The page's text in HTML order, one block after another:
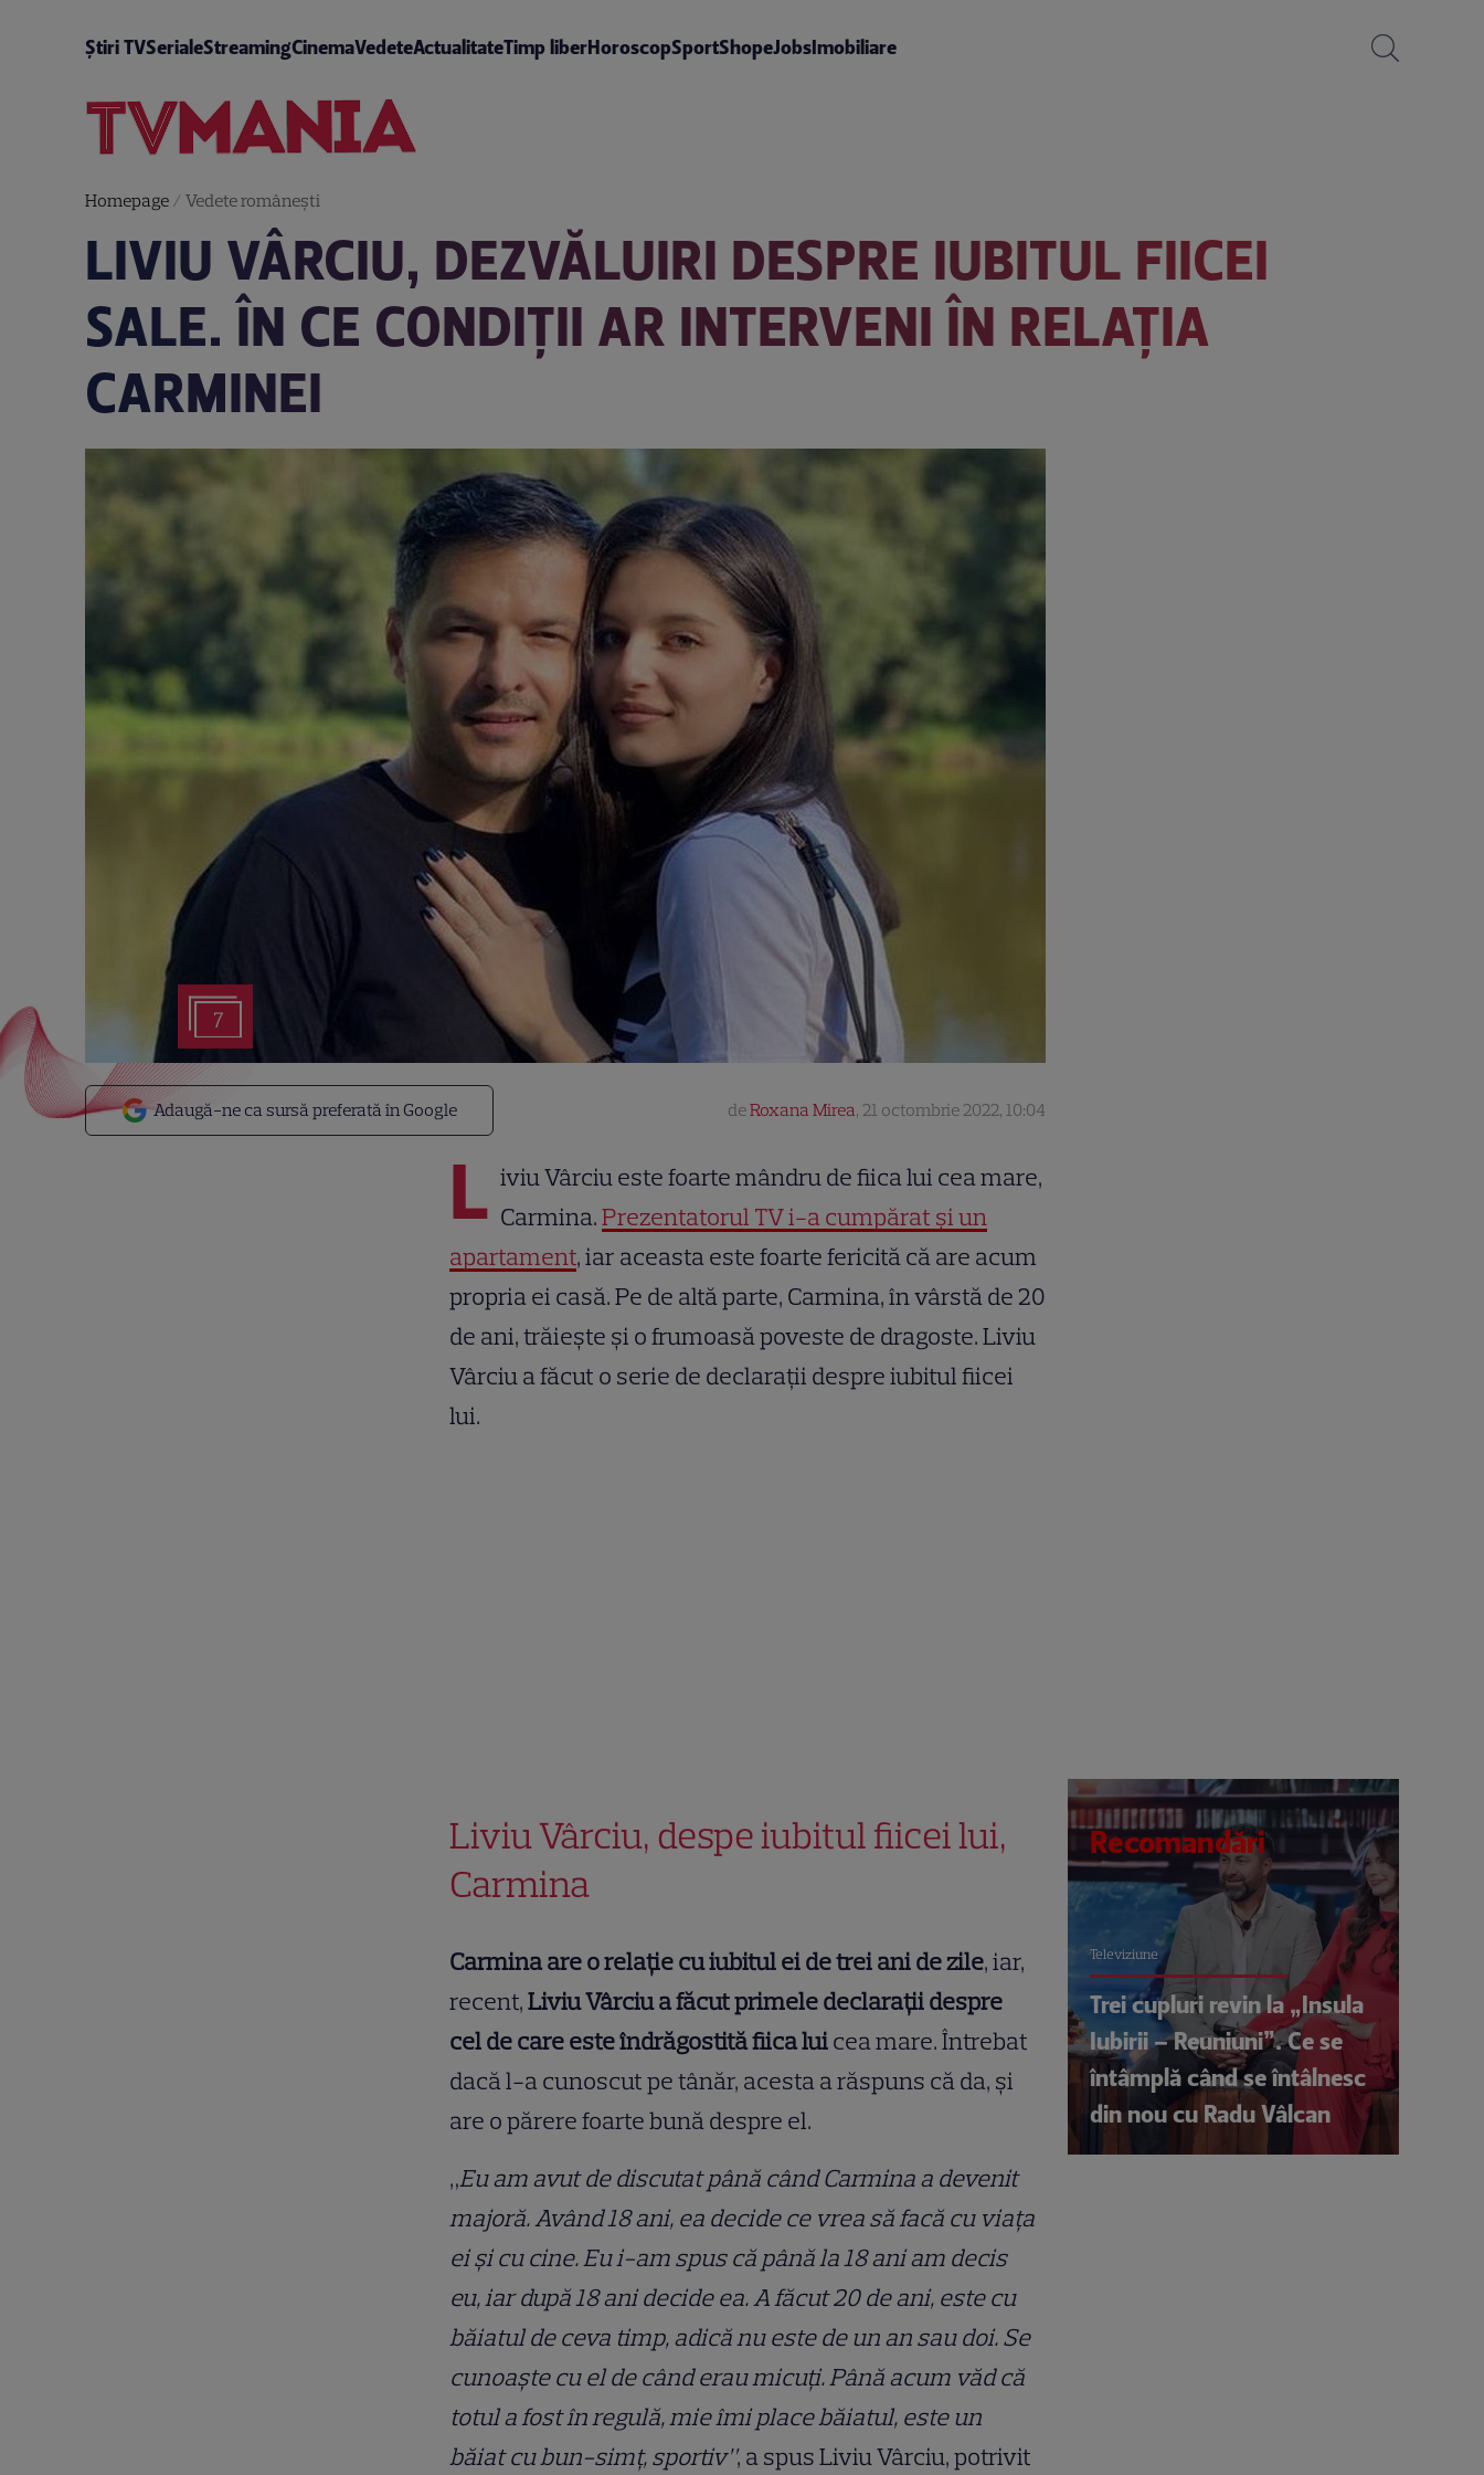
Știri TVSerialeStreamingCinemaVedeteActualitateTimp liberHoroscopSportShopeJobsImobiliare
Homepage/ Vedete româneşti
LIVIU VÂRCIU, DEZVĂLUIRI DESPRE IUBITUL FIICEI
SALE. ÎN CE CONDIȚII AR INTERVENI ÎN RELAȚIA
CARMINEI
7
Adaugă-ne ca sursă preferată în Google deRoxana Mirea, 21 octombrie 2022, 10:04
L iviu Vârciu este foarte mândru de fiica lui cea mare,
Carmina.Prezentatorul TV i-a cumpărat și un
apartament, iar aceasta este foarte fericită că are acum
propria ei casă. Pe de altă parte, Carmina, în vârstă de 20
de ani, trăiește și o frumoasă poveste de dragoste. Liviu
Vârciu a făcut o serie de declarații despre iubitul fiicei
lui.
Liviu Vârciu, despe iubitul fiicei lui,
Carmina
Carmina are o relație cu iubitul ei de trei ani de zile, iar,
recent,Liviu Vârciu a făcut primele declarații despre
cel de care este îndrăgostită fiica luicea mare. Întrebat
dacă l-a cunoscut pe tânăr, acesta a răspuns că da, și
are o părere foarte bună despre el.
„Eu am avut de discutat până când Carmina a devenit
majoră. Având 18 ani, ea decide ce vrea să facă cu viaţa
ei şi cu cine. Eu i-am spus că până la 18 ani am decis
eu, iar după 18 ani decide ea. A făcut 20 de ani, este cu
băiatul de ceva timp, adică nu este de un an sau doi. Se
cunoaşte cu el de când erau micuţi. Până acum văd că
totul a fost în regulă, mie îmi place băiatul, este un
băiat cu bun-simţ, sportiv”, a spus Liviu Vârciu, potrivit
Recomandări
Televiziune
Trei cupluri revin la „Insula
Iubirii – Reuniuni”. Ce se
întâmplă când se întâlnesc
din nou cu Radu Vâlcan